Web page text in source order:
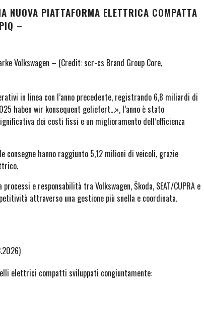
NUOVA PIATTAFORMA ELETTRICA COMPATTA
–
Volkswagen – (Credit: scr-cs Brand Group Core,
in linea con l’anno precedente, registrando 6,8 miliardi di
haben wir konsequent geliefert…», l’anno è stato
dei costi fissi e un miglioramento dell’efficienza
hanno raggiunto 5,12 milioni di veicoli, grazie
e responsabilità tra Volkswagen, Škoda, SEAT/CUPRA e
attraverso una gestione più snella e coordinata.
elettrici compatti sviluppati congiuntamente: